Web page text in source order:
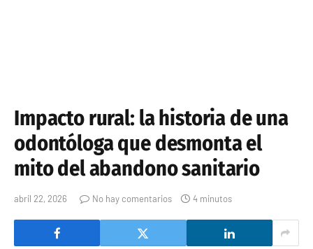
Impacto rural: la historia de una
odontóloga que desmonta el
mito del abandono sanitario
abril 22, 2026 No hay comentarios 4 minutos